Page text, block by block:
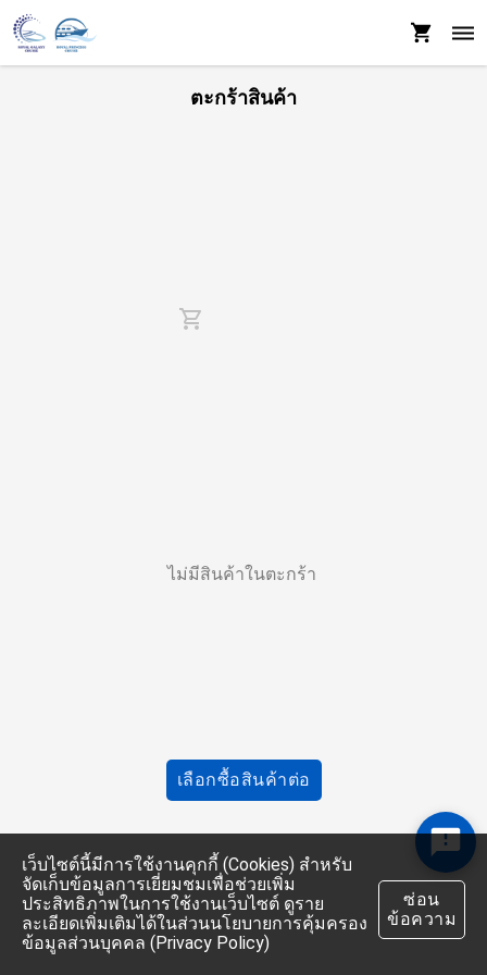
ตะกร้าสินค้า
shopping_cart_outlined
ไม่มีสินค้าในตะกร้า
เลือกซื้อสินค้าต่อ
เว็บไซต์นี้มีการใช้งานคุกกี้ (Cookies) สำหรับ
จัดเก็บข้อมูลการเยี่ยมชมเพื่อช่วยเพิ่ม
ประสิทธิภาพในการใช้งานเว็บไซต์ ดูราย
ละเอียดเพิ่มเติมได้ในส่วนนโยบายการคุ้มครอง
ข้อมูลส่วนบุคคล (Privacy Policy)
ซ่อน
ข้อความ